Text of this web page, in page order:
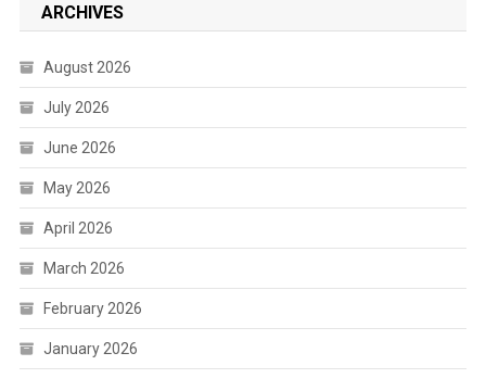
ARCHIVES
August 2026
July 2026
June 2026
May 2026
April 2026
March 2026
February 2026
January 2026